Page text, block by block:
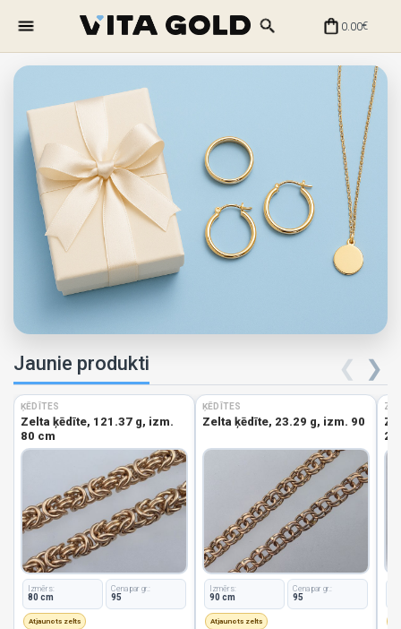
0.00€
Jaunie produkti ❮ ❯
ĶĒDĪTES
Zelta ķēdīte, 121.37 g, izm.
80 cm
Izmērs:
80 cm
Cena par gr.:
95
Atjaunots zelts
ĶĒDĪTES
Zelta ķēdīte, 23.29 g, izm. 90
Izmērs:
90 cm
Cena par gr.:
95
Atjaunots zelts